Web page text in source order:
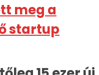
meg a
startup